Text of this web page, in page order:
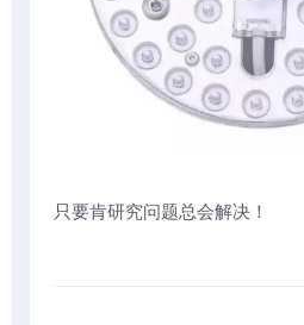
只要肯研究问题总会解决！